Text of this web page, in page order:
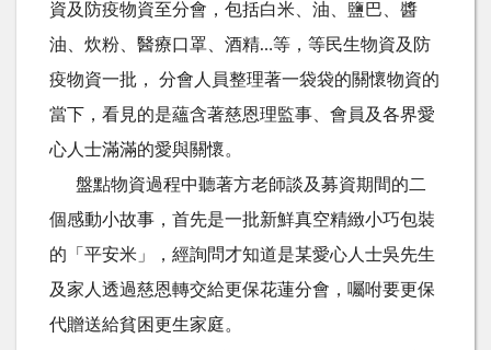
資及防疫物資至分會，包括白米、油、鹽巴、醬
油、炊粉、醫療口罩、酒精…等，等民生物資及防
疫物資一批， 分會人員整理著一袋袋的關懷物資的
當下，看見的是蘊含著慈恩理監事、會員及各界愛
心人士滿滿的愛與關懷。
盤點物資過程中聽著方老師談及募資期間的二
個感動小故事，首先是一批新鮮真空精緻小巧包裝
的「平安米」，經詢問才知道是某愛心人士吳先生
及家人透過慈恩轉交給更保花蓮分會，囑咐要更保
代贈送給貧困更生家庭。